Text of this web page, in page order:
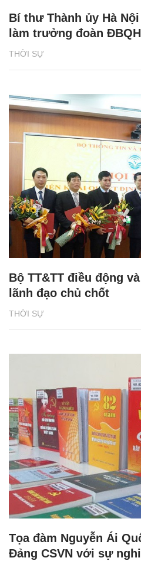
THỜI SỰ
Bí thư Thành ủy Hà
làm trưởng đoàn
THỜI SỰ
Bộ TT&TT điều động
lãnh đạo chủ chốt
Tọa đàm Nguyễn Ái
Đảng CSVN với sự